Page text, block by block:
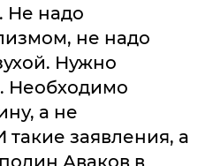
Не надо
не надо
Нужно
Необходимо
а не
такие заявления, а
Аваков в